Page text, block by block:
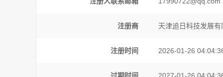
注册商 天津追日科技发展有
注册时间 2026-01-26